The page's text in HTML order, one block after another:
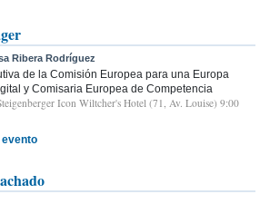
Ribera Rodríguez
de la Comisión Europea para una Europa
y Comisaria Europea de Competencia
Icon Wiltcher's Hotel (71, Av. Louise) 9:00
evento